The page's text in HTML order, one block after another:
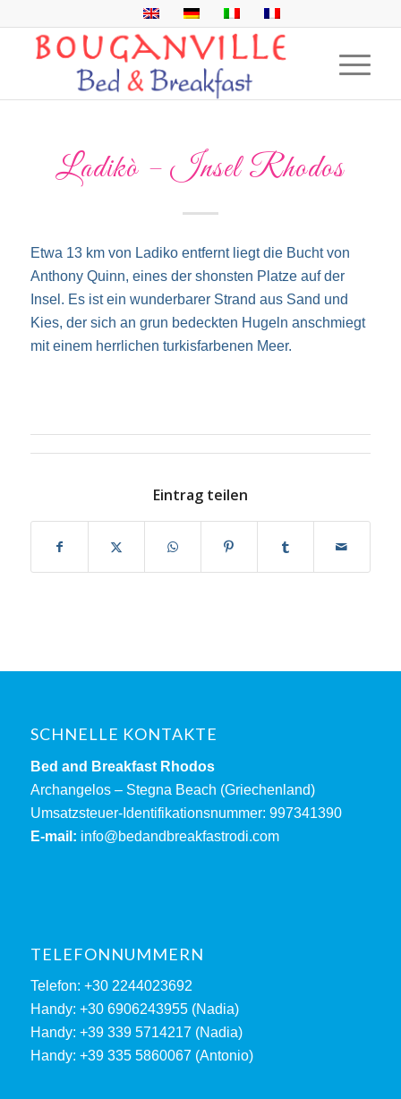
Ladikò – Insel Rhodos
Etwa 13 km von Ladiko entfernt liegt die Bucht von
Anthony Quinn, eines der shonsten Platze auf der
Insel. Es ist ein wunderbarer Strand aus Sand und
Kies, der sich an grun bedeckten Hugeln anschmiegt
mit einem herrlichen turkisfarbenen Meer.
Eintrag teilen
SCHNELLE KONTAKTE
Bed and Breakfast Rhodos
Archangelos – Stegna Beach (Griechenland)
Umsatzsteuer-Identifikationsnummer: 997341390
E-mail: info@bedandbreakfastrodi.com
TELEFONNUMMERN
Telefon: +30 2244023692
Handy: +30 6906243955 (Nadia)
Handy: +39 339 5714217 (Nadia)
Handy: +39 335 5860067 (Antonio)